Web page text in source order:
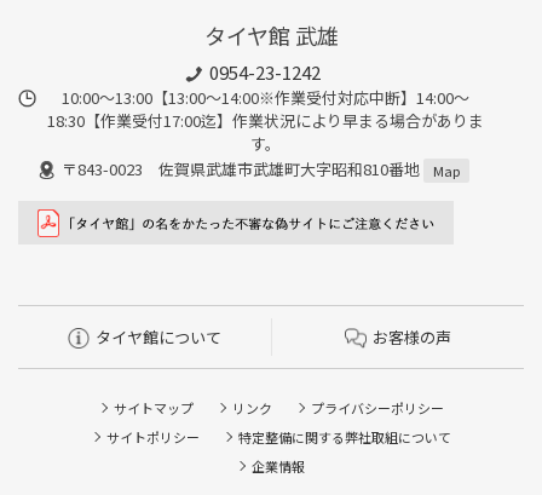
タイヤ館 武雄
0954-23-1242
10:00～13:00【13:00～14:00※作業受付対応中断】14:00～
18:30【作業受付17:00迄】作業状況により早まる場合がありま
す。
〒843-0023 佐賀県武雄市武雄町大字昭和810番地
Map
タイヤ館について お客様の声
サイトマップ リンク
プライバシーポリシー
サイトポリシー
特定整備に関する弊社取組について
企業情報